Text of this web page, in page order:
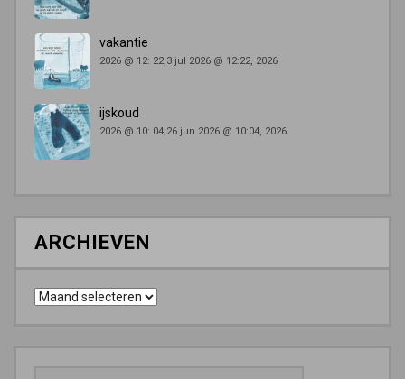
vakantie
2026 @ 12: 22,3 jul 2026 @ 12:22, 2026
ijskoud
2026 @ 10: 04,26 jun 2026 @ 10:04, 2026
ARCHIEVEN
Archieven